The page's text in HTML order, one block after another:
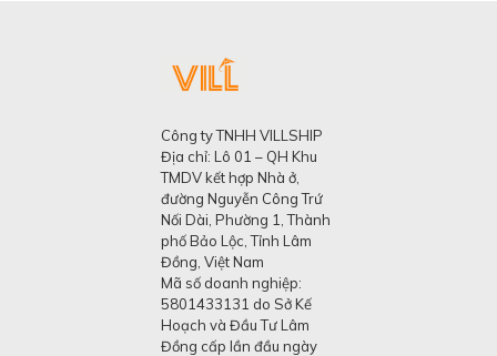
Công ty TNHH VILLSHIP
Địa chỉ: Lô 01 – QH Khu
TMDV kết hợp Nhà ở,
đường Nguyễn Công Trứ
Nối Dài, Phường 1, Thành
phố Bảo Lộc, Tỉnh Lâm
Đồng, Việt Nam
Mã số doanh nghiệp:
5801433131 do Sở Kế
Hoạch và Đầu Tư Lâm
Đồng cấp lần đầu ngày